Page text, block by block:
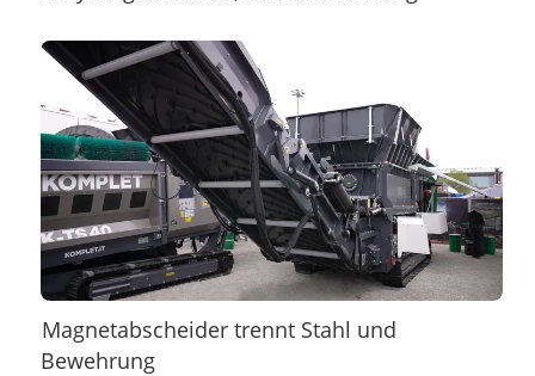
Magnetabscheider trennt Stahl und
Bewehrung